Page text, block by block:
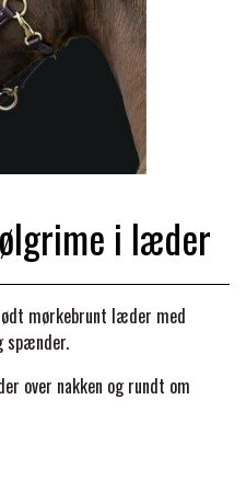
& TILBEHØR
VESTE
& STALDSKABE
SHINER
MED NAVN
TRÆKTOV
TILBEHØR
EQUINE
REGN - &
VINTERDÆKKEN
i læder
mørkebrunt læder med
spænder.
over nakken og rundt om